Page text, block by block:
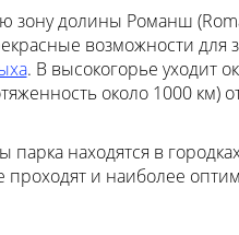
долины Романш
возможности для
. В высокогорье уходит
около 1000
находятся в
проходят и наиболее